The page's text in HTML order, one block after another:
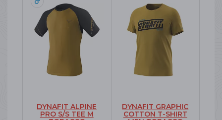
DYNAFIT ALPINE
PRO S/S TEE M
DYNAFIT GRAPHIC
COTTON T-SHIRT